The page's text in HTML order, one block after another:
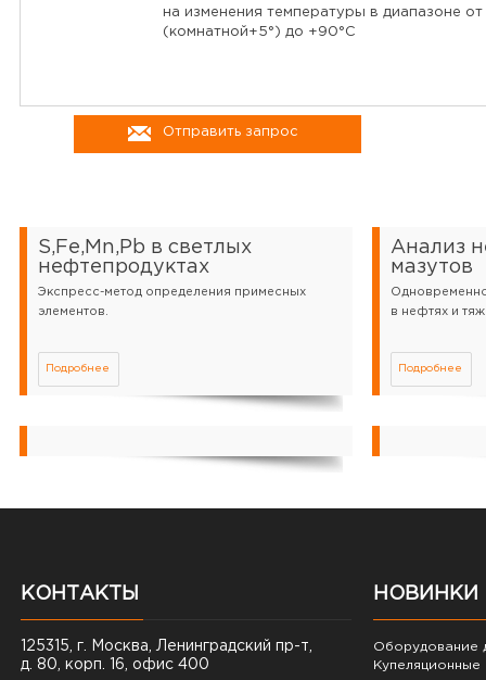
на изменения температуры в диапазоне от
(комнатной+5°) до +90°С
Отправить запрос
S,Fe,Mn,Pb в светлых
нефтепродуктах
Экспресс-метод определения примесных
элементов.
Подробнее
Анализ
мазутов
в нефтях и
Подробнее
КОНТАКТЫ
125315, г. Москва, Ленинградский пр-т,
д. 80, корп. 16, офис 400
НОВИНКИ
Оборудование
Купеляционные